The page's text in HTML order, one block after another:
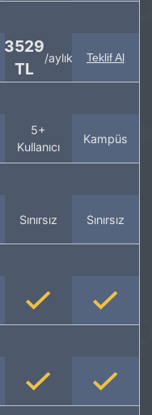
3529
TL
/aylık Teklif Al
5+
Kullanıcı
Kampüs
Sınırsız Sınırsız